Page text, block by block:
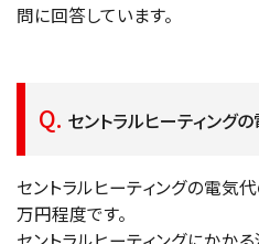
問に回答しています。
セントラルヒーティング
セントラルヒーティングの電気
万円程度です。